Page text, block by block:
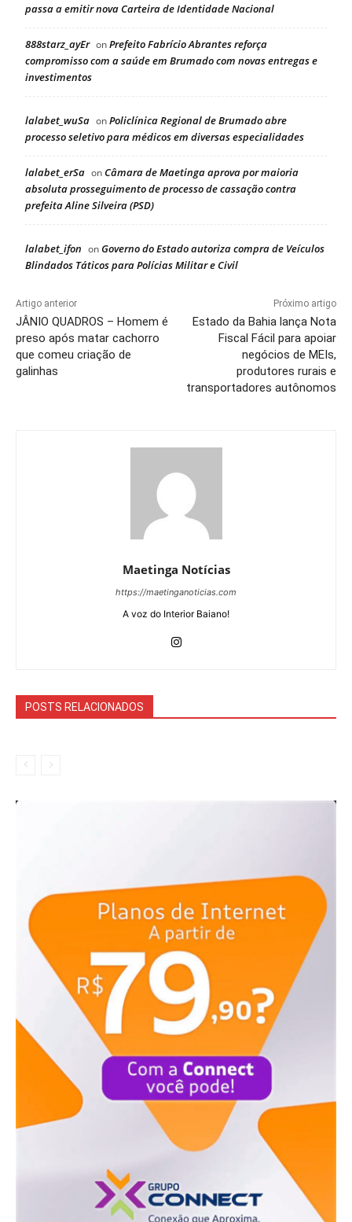
passa a emitir nova Carteira de Identidade Nacional
888starz_ayEr onPrefeito Fabrício Abrantes reforça
compromisso com a saúde em Brumado com novas entregas e
investimentos
lalabet_wuSa onPoliclínica Regional de Brumado abre
processo seletivo para médicos em diversas especialidades
lalabet_erSa onCâmara de Maetinga aprova por maioria
absoluta prosseguimento de processo de cassação contra
prefeita Aline Silveira (PSD)
lalabet_ifon onGoverno do Estado autoriza compra de Veículos
Blindados Táticos para Polícias Militar e Civil
Artigo anterior
JÂNIO QUADROS – Homem é
preso após matar cachorro
que comeu criação de
galinhas
Próximo artigo
Estado da Bahia lança Nota
Fiscal Fácil para apoiar
negócios de MEIs,
produtores rurais e
transportadores autônomos
Maetinga Notícias
https://maetinganoticias.com
A voz do Interior Baiano!
POSTS RELACIONADOS